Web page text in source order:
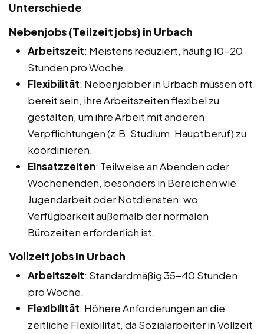
Unterschiede
Nebenjobs (Teilzeitjobs) in Urbach
Arbeitszeit: Meistens reduziert, häufig 10-20
Stunden pro Woche.
Flexibilität: Nebenjobber in Urbach müssen oft
bereit sein, ihre Arbeitszeiten flexibel zu
gestalten, um ihre Arbeit mit anderen
Verpflichtungen (z.B. Studium, Hauptberuf) zu
koordinieren.
Einsatzzeiten: Teilweise an Abenden oder
Wochenenden, besonders in Bereichen wie
Jugendarbeit oder Notdiensten, wo
Verfügbarkeit außerhalb der normalen
Bürozeiten erforderlich ist.
Vollzeitjobs in Urbach
Arbeitszeit: Standardmäßig 35-40 Stunden
pro Woche.
Flexibilität: Höhere Anforderungen an die
zeitliche Flexibilität, da Sozialarbeiter in Vollzeit